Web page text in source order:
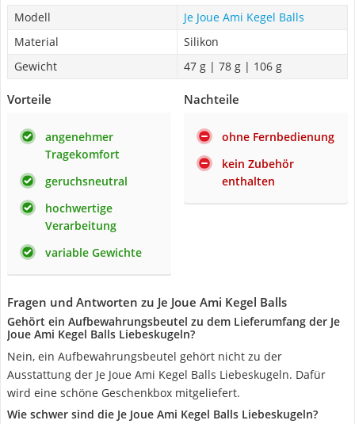
Modell
Je Joue Ami Kegel Balls
Material
Silikon
Gewicht
47 g | 78 g | 106 g
Vorteile
angenehmer
Tragekomfort
geruchsneutral
hochwertige
Verarbeitung
variable Gewichte
Nachteile
ohne Fernbedienung
kein Zubehör
enthalten
Fragen und Antworten zu Je Joue Ami Kegel Balls
Gehört ein Aufbewahrungsbeutel zu dem Lieferumfang der Je
Joue Ami Kegel Balls Liebeskugeln?
Nein, ein Aufbewahrungsbeutel gehört nicht zu der
Ausstattung der Je Joue Ami Kegel Balls Liebeskugeln. Dafür
wird eine schöne Geschenkbox mitgeliefert.
Wie schwer sind die Je Joue Ami Kegel Balls Liebeskugeln?